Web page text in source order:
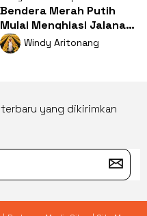
Bendera Merah Putih
Mulai Menghiasi Jalanan,
Mengapa Tradisi ini
Penting?
Windy Aritonang
yang dikirimkan